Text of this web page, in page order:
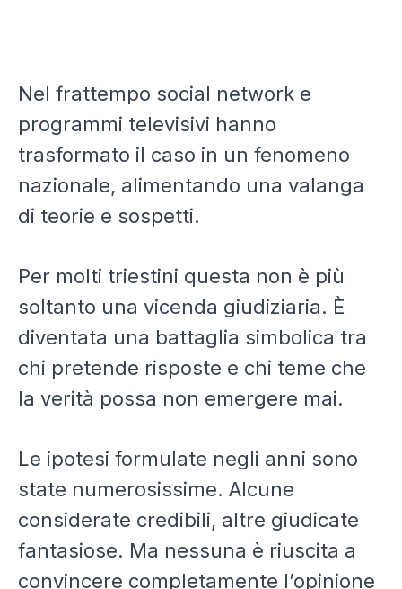
Nel frattempo social network e
programmi televisivi hanno
trasformato il caso in un fenomeno
nazionale, alimentando una valanga
di teorie e sospetti.
Per molti triestini questa non è più
soltanto una vicenda giudiziaria. È
diventata una battaglia simbolica tra
chi pretende risposte e chi teme che
la verità possa non emergere mai.
Le ipotesi formulate negli anni sono
state numerosissime. Alcune
considerate credibili, altre giudicate
fantasiose. Ma nessuna è riuscita a
convincere completamente l’opinione